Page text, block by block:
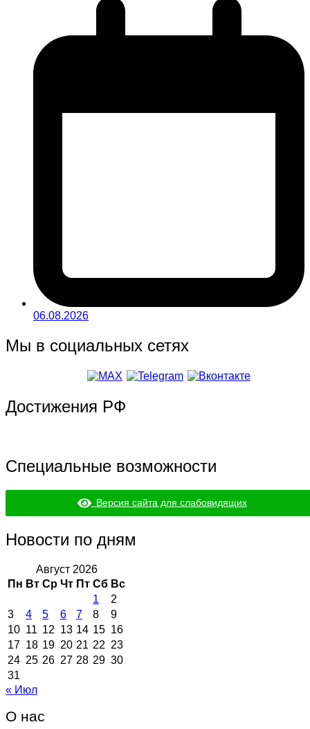
06.08.2026
Мы в социальных сетях
Достижения РФ
Специальные возможности
Версия сайта для слабовидящих
Новости по дням
Август 2026
Пн Вт Ср Чт Пт Сб Вс
1
2
3
4 5 6 7 8
9
10 11 12 13 14 15 16
17 18 19 20 21 22 23
24 25 26 27 28 29 30
31
« Июл
О нас